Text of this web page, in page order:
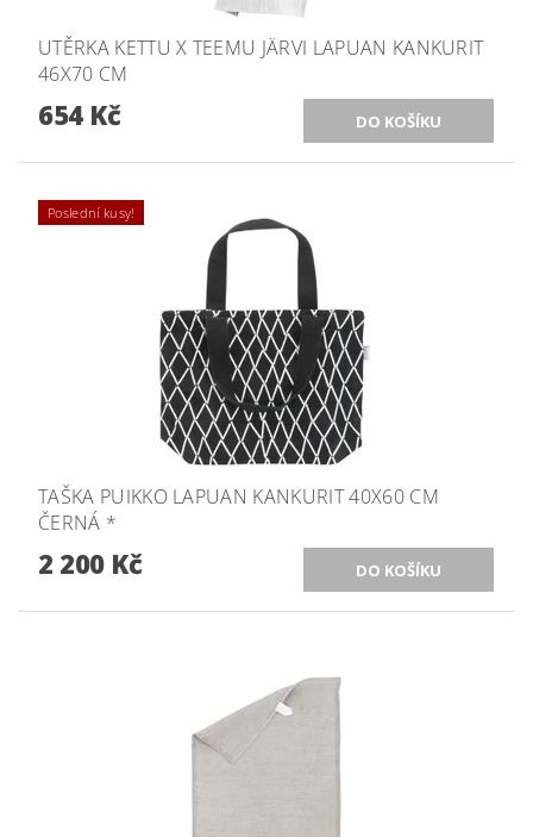
UTĚRKA KETTU X TEEMU JÄRVI LAPUAN KANKURIT
46X70 CM
654 Kč
Poslední kusy!
TAŠKA PUIKKO LAPUAN KANKURIT 40X60 CM
ČERNÁ *
2 200 Kč